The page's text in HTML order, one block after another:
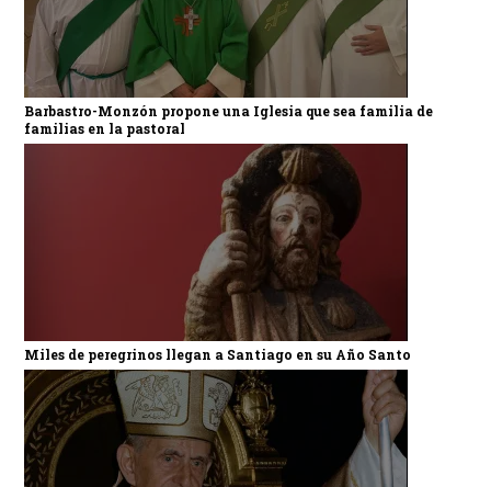
Barbastro-Monzón propone una Iglesia que sea familia de
familias en la pastoral
Miles de peregrinos llegan a Santiago en su Año Santo